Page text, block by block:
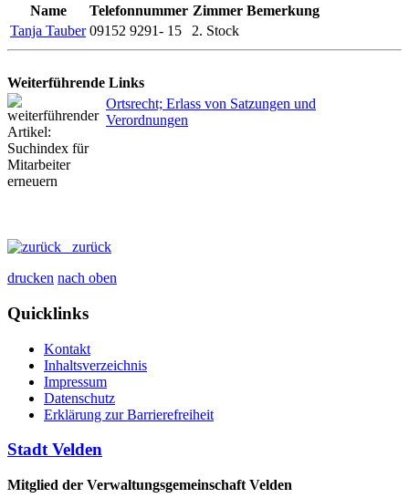
Name Telefonnummer Zimmer Bemerkung
Tanja Tauber 09152 9291- 15 2. Stock
Weiterführende Links
Ortsrecht; Erlass von Satzungen und
Verordnungen
zurück
drucken nach oben
Quicklinks
Kontakt
Inhaltsverzeichnis
Impressum
Datenschutz
Erklärung zur Barrierefreiheit
Stadt Velden
Mitglied der Verwaltungsgemeinschaft Velden